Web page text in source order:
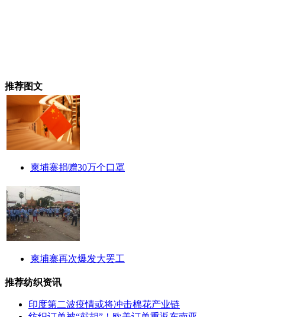
推荐图文
柬埔寨捐赠30万个口罩
柬埔寨再次爆发大罢工
推荐纺织资讯
印度第二波疫情或将冲击棉花产业链